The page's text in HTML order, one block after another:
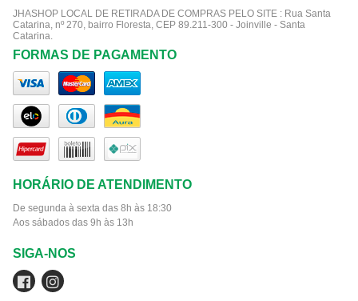
JHASHOP LOCAL DE RETIRADA DE COMPRAS PELO SITE : Rua Santa
Catarina, nº 270, bairro Floresta, CEP 89.211-300 - Joinville - Santa
Catarina.
FORMAS DE PAGAMENTO
HORÁRIO DE ATENDIMENTO
De segunda à sexta das 8h às 18:30
Aos sábados das 9h às 13h
SIGA-NOS